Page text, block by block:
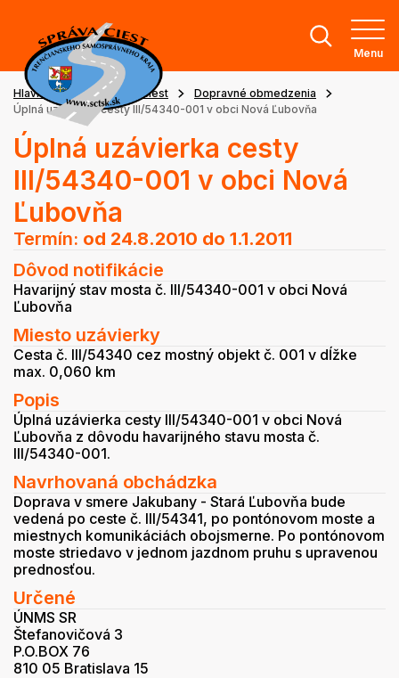
Menu
Hlavná stránka Stav ciest
Dopravné obmedzenia
Úplná uzávierka cesty III/54340-001 v obci Nová Ľubovňa
Úplná uzávierka cesty
III/54340-001 v obci Nová
Ľubovňa
Termín: od 24.8.2010 do 1.1.2011
Dôvod notifikácie
Havarijný stav mosta č. III/54340-001 v obci Nová
Ľubovňa
Miesto uzávierky
Cesta č. III/54340 cez mostný objekt č. 001 v dĺžke
max. 0,060 km
Popis
Úplná uzávierka cesty III/54340-001 v obci Nová
Ľubovňa z dôvodu havarijného stavu mosta č.
III/54340-001.
Navrhovaná obchádzka
Doprava v smere Jakubany - Stará Ľubovňa bude
vedená po ceste č. III/54341, po pontónovom moste a
miestnych komunikáciách obojsmerne. Po pontónovom
moste striedavo v jednom jazdnom pruhu s upravenou
prednosťou.
Určené
ÚNMS SR
Štefanovičová 3
P.O.BOX 76
810 05 Bratislava 15